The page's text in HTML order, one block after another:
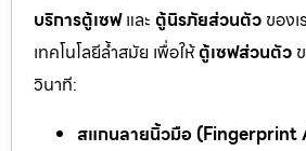
บริการตู้เซฟและ ตู้นิรภัยส่วนตัว ของ
เทคโนโลยีล้ำสมัย เพื่อให้ตู้เซฟส่วนตัว
วินาที:
สแกนลายนิ้วมือ (Fingerprint